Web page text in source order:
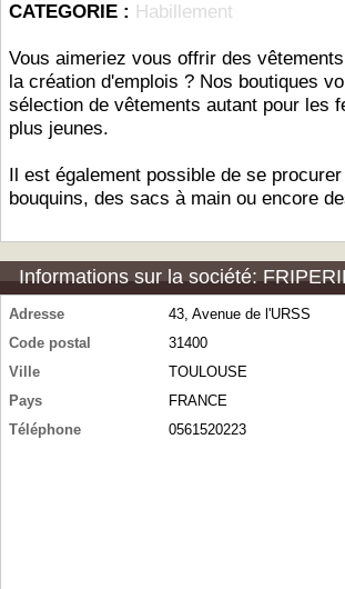
CATEGORIE : Habillement
Vous aimeriez vous offrir des
la création d'emplois ? Nos boutiques
sélection de vêtements autant pour les
plus jeunes.
Il est également possible de se
bouquins, des sacs à main ou encore
Informations sur la société:
Adresse
43, Avenue de l'URSS
Code postal
31400
Ville
TOULOUSE
Pays
FRANCE
Téléphone
0561520223